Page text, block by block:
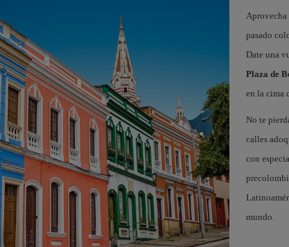
Aprovecha
pasado
Date una
Plaza de
en la cima
No te
calles
con
mundo.